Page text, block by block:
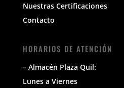
Nuestras Certificaciones
Contacto
HORARIOS DE ATENCIÓN
– Almacén Plaza Quil:
Lunes a Viernes